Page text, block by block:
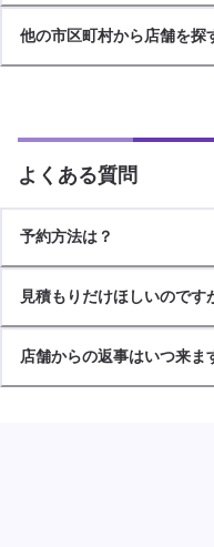
他の市区町村から店舗を探
よくある質問
予約方法は？
見積もりだけほしいのです
店舗からの返事はいつ来ま